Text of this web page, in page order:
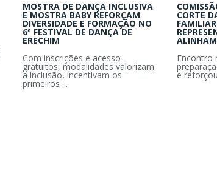
MOSTRA DE DANÇA INCLUSIVA
E MOSTRA BABY REFORÇAM
DIVERSIDADE E FORMAÇÃO NO
6º FESTIVAL DE DANÇA DE
ERECHIM
Com inscrições e acesso
gratuitos, modalidades valorizam
a inclusão, incentivam os
primeiros ...
CORTE
Encontro
e